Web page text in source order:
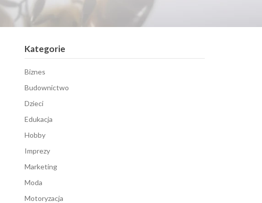
Kategorie
Biznes
Budownictwo
Dzieci
Edukacja
Hobby
Imprezy
Marketing
Moda
Motoryzacja